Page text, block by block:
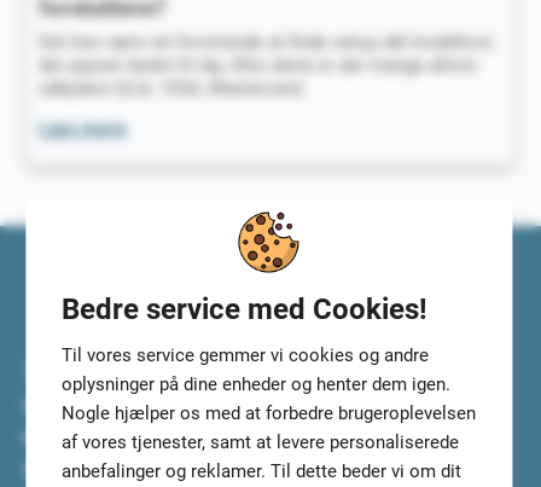
forskellene?
Det kan være ret forvirrende at finde netop dét kreditkort,
der passer bedst til dig. Ikke alene er der mange aktive
udbydere (b.la. VISA, Mastercard,
Læs mereGold,
er
Top5Credits.com har undersøgt de bedste lån til dig. Vi
har selv testet lånene og lånetjenesterne, så du kan
koncentrere dig om at vælge det bedste lån til dig.
Sammenlign lånene i ro og mag og tilmeld dig, så vi kan
Bedre service med Cookies!
Til vores service gemmer vi cookies og andre
oplysninger på dine enheder og henter dem igen.
Nogle hjælper os med at forbedre brugeroplevelsen
af vores tjenester, samt at levere personaliserede
anbefalinger og reklamer. Til dette beder vi om dit